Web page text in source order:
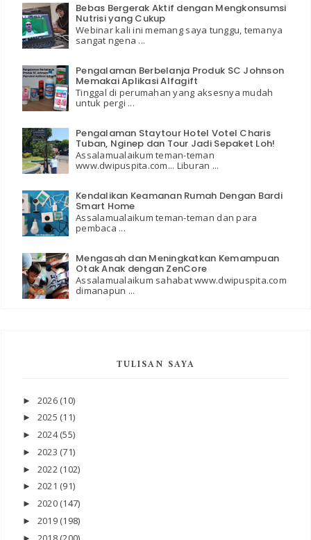
Bebas Bergerak Aktif dengan Mengkonsumsi
Nutrisi yang Cukup
Webinar kali ini memang saya tunggu, temanya
sangat ngena ...
Pengalaman Berbelanja Produk SC Johnson
Memakai Aplikasi Alfagift
Tinggal di perumahan yang aksesnya mudah
untuk pergi ...
Pengalaman Staytour Hotel Votel Charis
Tuban, Nginep dan Tour Jadi Sepaket Loh!
Assalamualaikum teman-teman
www.dwipuspita.com... Liburan ...
Kendalikan Keamanan Rumah Dengan Bardi
Smart Home
Assalamualaikum teman-teman dan para
pembaca ...
Mengasah dan Meningkatkan Kemampuan
Otak Anak dengan ZenCore
Assalamualaikum sahabat www.dwipuspita.com
dimanapun ...
TULISAN SAYA
► 2026 (10)
► 2025 (11)
► 2024(55)
► 2023 (71)
► 2022 (102)
► 2021 (91)
► 2020 (147)
► 2019 (198)